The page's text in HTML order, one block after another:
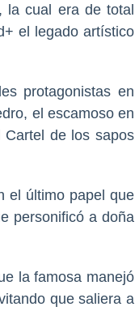
la cual era de total
el legado artístico
protagonistas en
el escamoso en
Cartel de los sapos
el último papel que
personificó a doña
la famosa manejó
que saliera a